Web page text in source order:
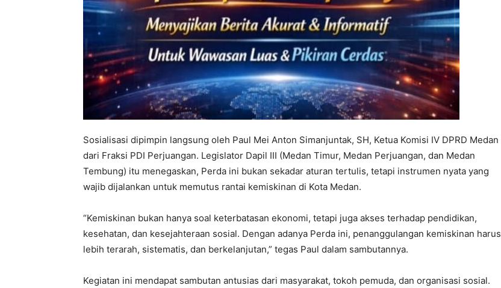
Sosialisasi dipimpin langsung oleh Paul Mei Anton Simanjuntak, SH, Ketua Komisi IV DPRD Medan
dari Fraksi PDI Perjuangan. Legislator Dapil III (Medan Timur, Medan Perjuangan, dan Medan
Tembung) itu menegaskan, Perda ini bukan sekadar aturan tertulis, tetapi instrumen nyata yang
wajib dijalankan untuk memutus rantai kemiskinan di Kota Medan.
“Kemiskinan bukan hanya soal keterbatasan ekonomi, tetapi juga akses terhadap pendidikan,
kesehatan, dan kesejahteraan sosial. Dengan adanya Perda ini, penanggulangan kemiskinan harus
lebih terarah, sistematis, dan berkelanjutan,” tegas Paul dalam sambutannya.
Kegiatan ini mendapat sambutan antusias dari masyarakat, tokoh pemuda, dan organisasi sosial.